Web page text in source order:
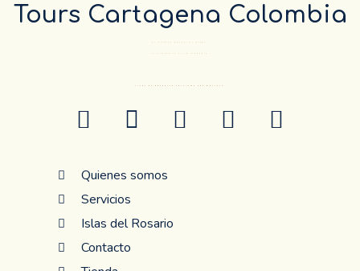
Tours Cartagena Colombia
Quienes somos
Servicios
Islas del Rosario
Contacto